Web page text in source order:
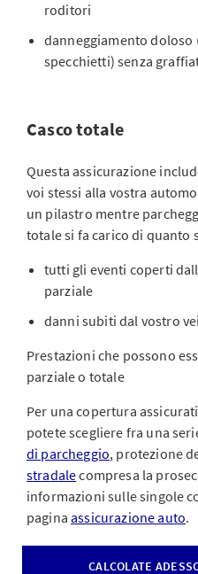
roditori
danneggiamento doloso
specchietti) senza
Casco totale
Questa assicurazione
voi stessi alla vostra
un pilastro mentre
totale si fa carico di quanto
tutti gli eventi coperti
parziale
danni subiti dal vostro
Prestazioni che possono
parziale o totale
Per una copertura
potete scegliere fra una
di parcheggio, protezione
stradalecompresa la
informazioni sulle singole
paginaassicurazione auto.
CALCOLATE